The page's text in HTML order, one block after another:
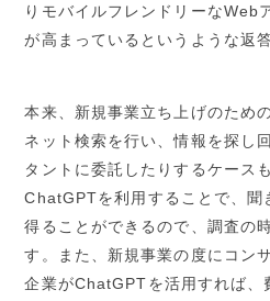
りモバイルフレンドリーなWeb
が高まっているというような返
本来、新規事業立ち上げのため
ネット検索を行い、情報を探し
タントに委託したりするケース
ChatGPTを利用することで、聞
得ることができるので、調査の
す。また、新規事業の度にコン
企業がChatGPTを活用すれば、